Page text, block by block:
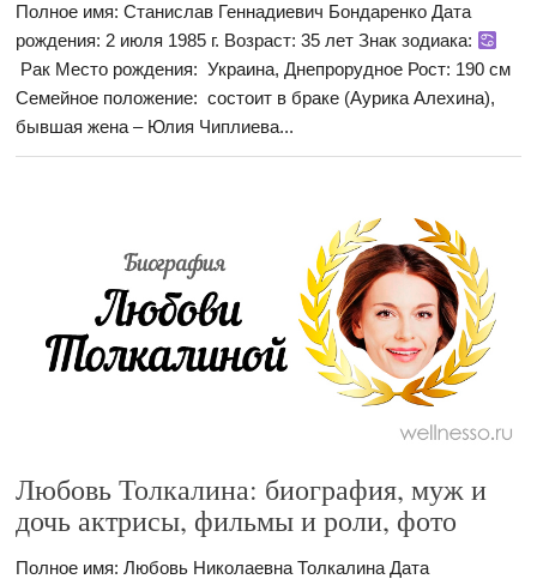
Полное имя: Станислав Геннадиевич Бондаренко Дата
рождения: 2 июля 1985 г. Возраст: 35 лет Знак зодиака:
Рак Место рождения: Украина, Днепрорудное Рост: 190 см
Семейное положение: состоит в браке (Аурика Алехина),
бывшая жена – Юлия Чиплиева...
Любовь Толкалина: биография, муж и
дочь актрисы, фильмы и роли, фото
Полное имя: Любовь Николаевна Толкалина Дата